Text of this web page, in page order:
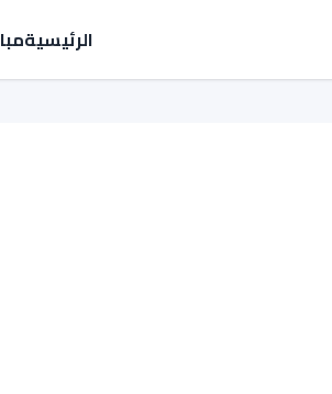
الرئيسية